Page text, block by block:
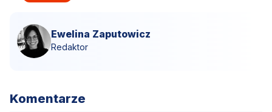
Ewelina Zaputowicz
Redaktor
Komentarze